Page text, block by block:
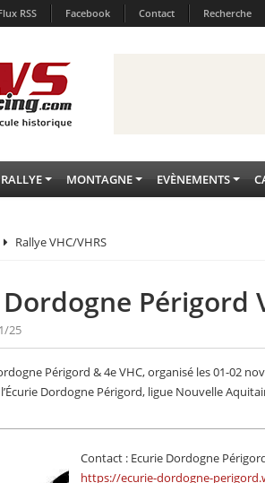
RSS Facebook Contact Recherche
RALLYE MONTAGNE EVÈNEMENTS
Rallye VHC/VHRS
Dordogne Périgord
25
Périgord & 4e VHC, organisé les 01-02
Dordogne Périgord, ligue Nouvelle
Contact : Ecurie Dordogne
https://ecurie-dordogne-